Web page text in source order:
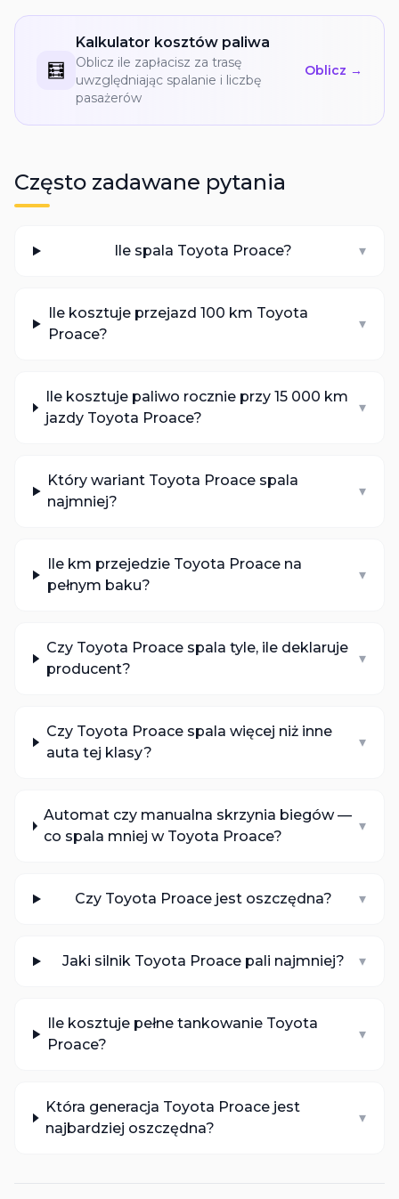
🧮
Kalkulator kosztów paliwa
Oblicz ile zapłacisz za trasę
uwzględniając spalanie i liczbę
pasażerów
Oblicz →
Często zadawane pytania
Ile spala Toyota Proace? ▾
Ile kosztuje przejazd 100 km Toyota
Proace?
▾
Ile kosztuje paliwo rocznie przy 15 000 km
jazdy Toyota Proace?
▾
Który wariant Toyota Proace spala
najmniej?
▾
Ile km przejedzie Toyota Proace na
pełnym baku?
▾
Czy Toyota Proace spala tyle, ile deklaruje
producent?
▾
Czy Toyota Proace spala więcej niż inne
auta tej klasy?
▾
Automat czy manualna skrzynia biegów —
co spala mniej w Toyota Proace?
▾
Czy Toyota Proace jest oszczędna? ▾
Jaki silnik Toyota Proace pali najmniej? ▾
Ile kosztuje pełne tankowanie Toyota
Proace?
▾
Która generacja Toyota Proace jest
najbardziej oszczędna?
▾